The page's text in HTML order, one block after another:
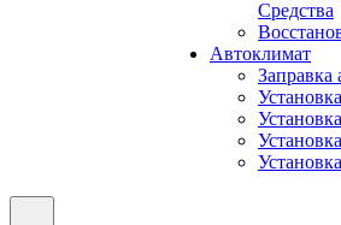
Средства
Автоклимат
Заправка